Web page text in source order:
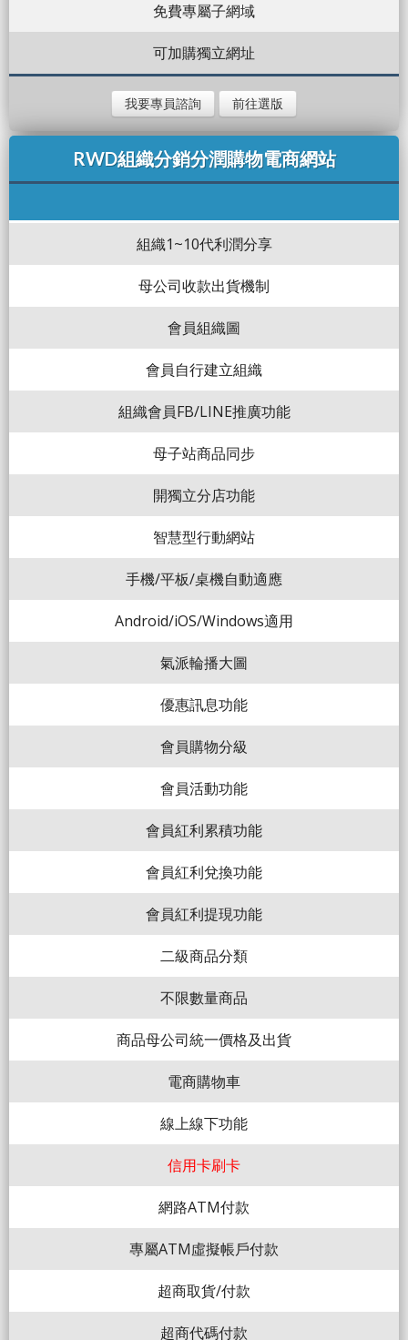
免費專屬子網域
可加購獨立網址
我要專員諮詢 前往選版
RWD組織分銷分潤購物電商網站
組織1~10代利潤分享
母公司收款出貨機制
會員組織圖
會員自行建立組織
組織會員FB/LINE推廣功能
母子站商品同步
開獨立分店功能
智慧型行動網站
手機/平板/桌機自動適應
Android/iOS/Windows適用
氣派輪播大圖
優惠訊息功能
會員購物分級
會員活動功能
會員紅利累積功能
會員紅利兌換功能
會員紅利提現功能
二級商品分類
不限數量商品
商品母公司統一價格及出貨
電商購物車
線上線下功能
信用卡刷卡
網路ATM付款
專屬ATM虛擬帳戶付款
超商取貨/付款
超商代碼付款